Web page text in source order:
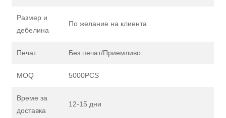
Размер и
дебелина
По желание на клиента
Печат Без печат/Приемливо
MOQ 5000PCS
Време за
доставка
12-15 дни